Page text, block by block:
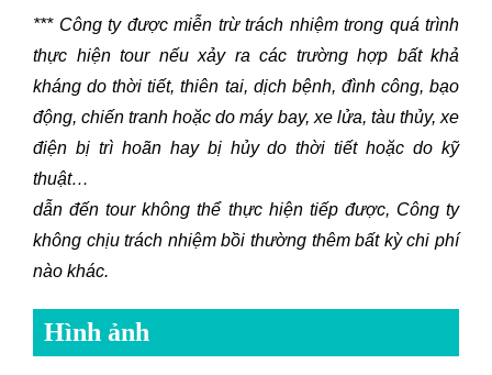
*** Công ty được miễn trừ trách nhiệm trong quá trình
thực hiện tour nếu xảy ra các trường hợp bất khả
kháng do thời tiết, thiên tai, dịch bệnh, đình công, bạo
động, chiến tranh hoặc do máy bay, xe lửa, tàu thủy, xe
điện bị trì hoãn hay bị hủy do thời tiết hoặc do kỹ
thuật…
dẫn đến tour không thể thực hiện tiếp được, Công ty
không chịu trách nhiệm bồi thường thêm bất kỳ chi phí
nào khác.
Hình ảnh